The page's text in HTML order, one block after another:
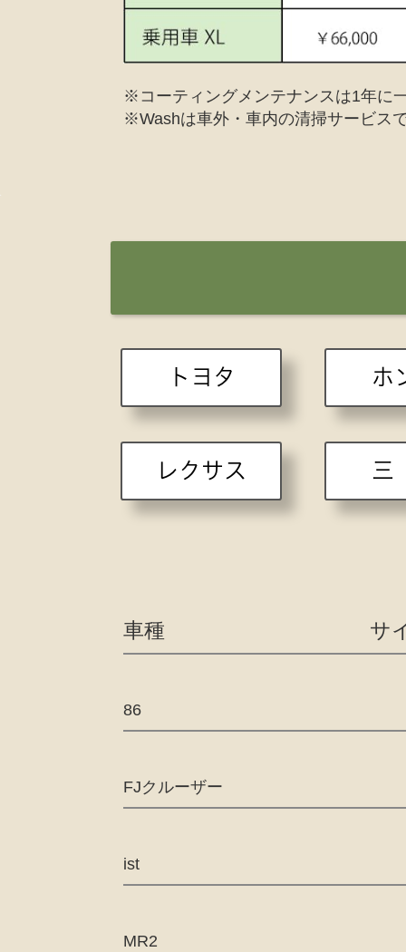
※コーティングメンテナンスは1年に
※Washは車外・車内の清掃サービス
トヨタ
レクサス
ホ
サ
車種
86
FJクルーザー
ist
MR2